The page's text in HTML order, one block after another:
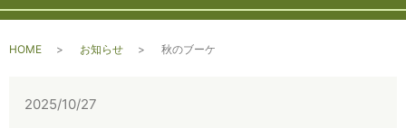
HOME お知らせ 秋のブーケ
2025/10/27